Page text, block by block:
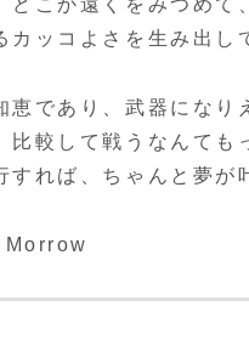
こか遠くをみつめて
ッコよさを生み出し
であり、武器になり
較して戦うなんても
れば、ちゃんと夢が